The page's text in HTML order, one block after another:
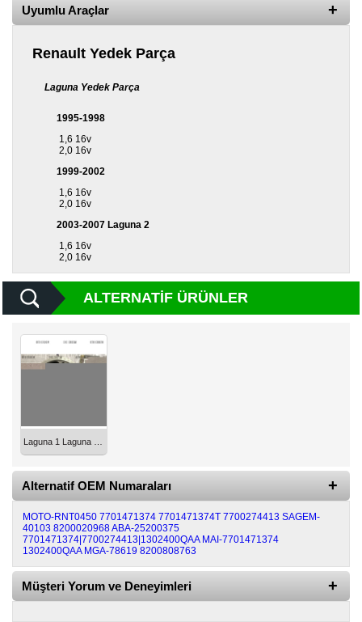
Soket
Uyumlu Araçlar
Renault Yedek Parça
Laguna Yedek Parça
1995-1998
1,6 16v
2,0 16v
1999-2002
1,6 16v
2,0 16v
2003-2007 Laguna 2
1,6 16v
2,0 16v
ALTERNATIF ÜRÜNLER
Laguna 1 Laguna 2 Eksantrik Dişlisi K4M K4J F4P Orjinal 7701471374
Alternatif OEM Numaraları
MOTO-RNT0450 7701471374 7701471374T 7700274413 SAGEM-
40103 8200020968ABA-25200375
7701471374|7700274413|1302400QAA MAI-7701471374
1302400QAA MGA-78619 8200808763
Müşteri Yorum ve Deneyimleri